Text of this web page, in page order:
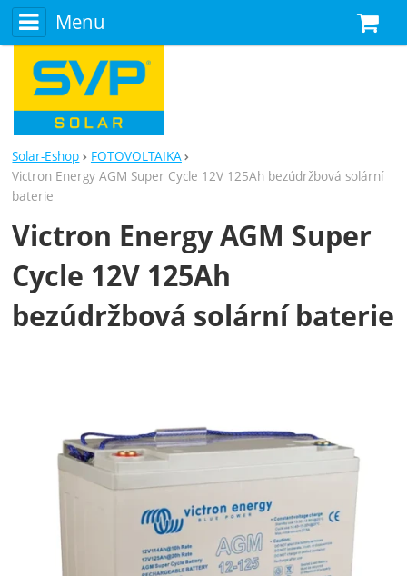
Menu
Solar-Eshop
FOTOVOLTAIKA
Victron Energy AGM Super Cycle 12V 125Ah bezúdržbová solární
baterie
Victron Energy AGM Super
Cycle 12V 125Ah
bezúdržbová solární baterie